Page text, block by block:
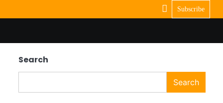
Subscribe
Search
Search